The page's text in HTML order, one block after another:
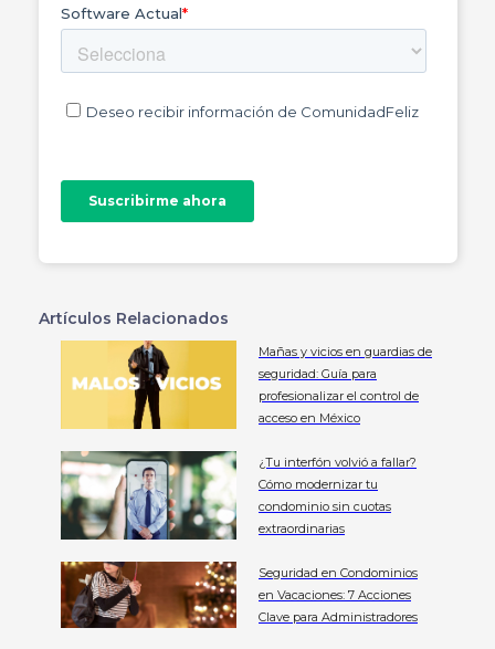
Artículos Relacionados
Mañas y vicios en guardias de
seguridad: Guía para
profesionalizar el control de
acceso en México
¿Tu interfón volvió a fallar?
Cómo modernizar tu
condominio sin cuotas
extraordinarias
Seguridad en Condominios
en Vacaciones: 7 Acciones
Clave para Administradores